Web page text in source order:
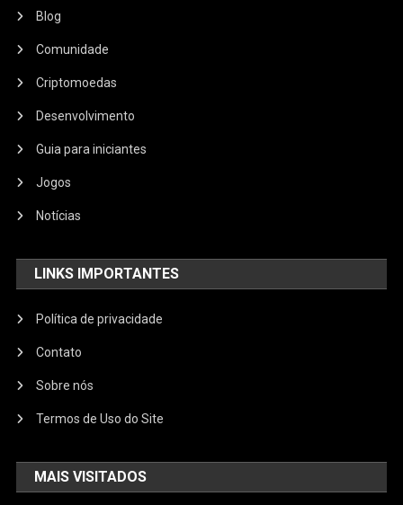
Blog
Comunidade
Criptomoedas
Desenvolvimento
Guia para iniciantes
Jogos
Notícias
LINKS IMPORTANTES
Política de privacidade
Contato
Sobre nós
Termos de Uso do Site
MAIS VISITADOS